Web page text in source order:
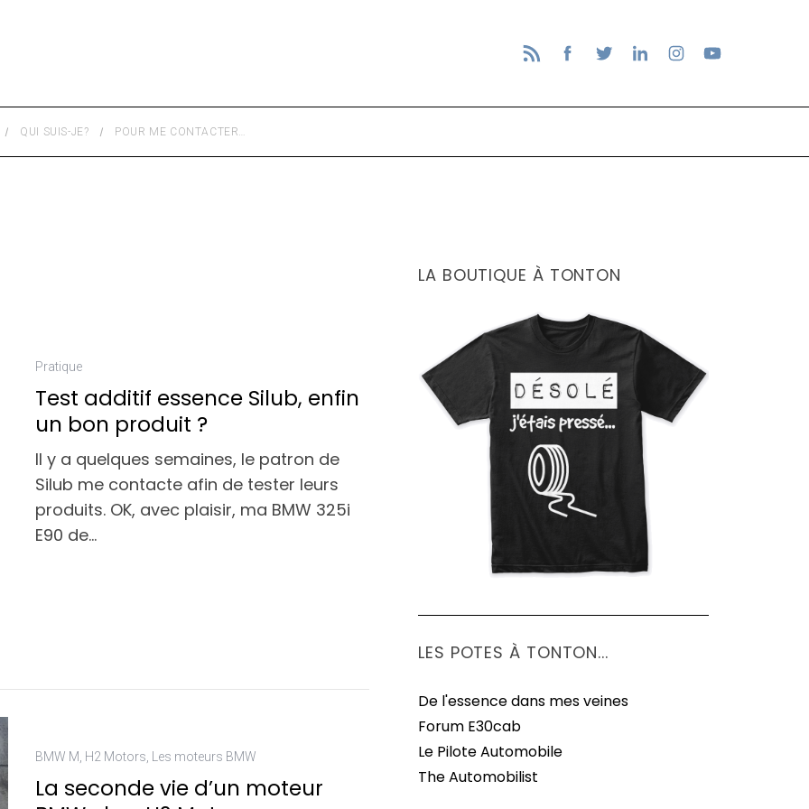
QUI SUIS-JE? POUR ME CONTACTER…
Pratique
Test additif essence Silub, enfin
un bon produit ?
Il y a quelques semaines, le patron de
Silub me contacte afin de tester leurs
produits. OK, avec plaisir, ma BMW 325i
E90 de…
BMW M H2 Motors Les moteurs BMW
La seconde vie d’un moteur
LA BOUTIQUE À TONTON
LES POTES À TONTON...
De l'essence dans mes veines
Forum E30cab
Le Pilote Automobile
The Automobilist